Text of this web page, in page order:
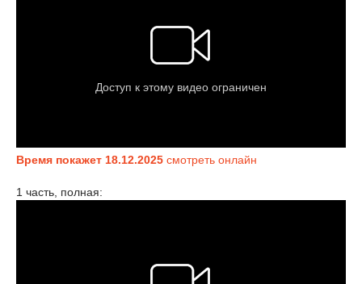
Время покажет 18.12.2025 смотреть онлайн
1 часть, полная: